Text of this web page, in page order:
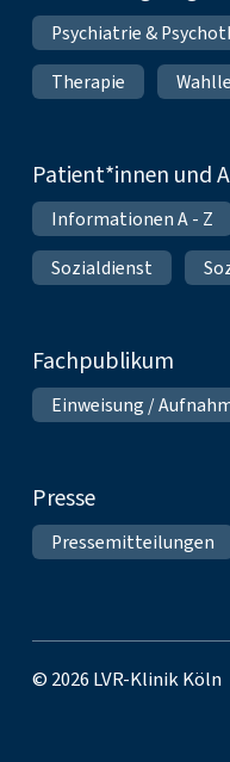
Psychiatrie &
Therapie
Patient*innen und
Informationen A - Z
Sozialdienst
Fachpublikum
Einweisung /
Presse
Pressemitteilungen
© 2026 LVR-Klinik Köln